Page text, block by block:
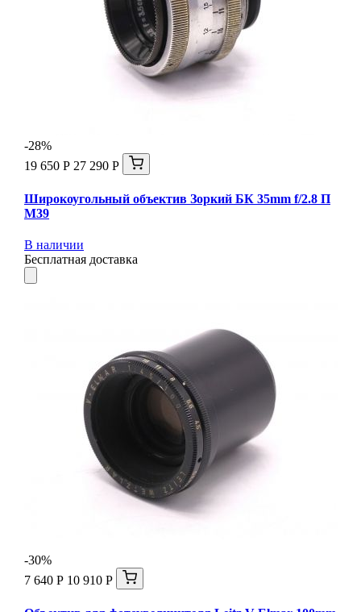
-28%
19 650 Р 27 290 Р
Широкоугольный объектив Зоркий БК 35mm f/2.8 П
М39
В наличии
Бесплатная доставка
-30%
7 640 Р 10 910 Р